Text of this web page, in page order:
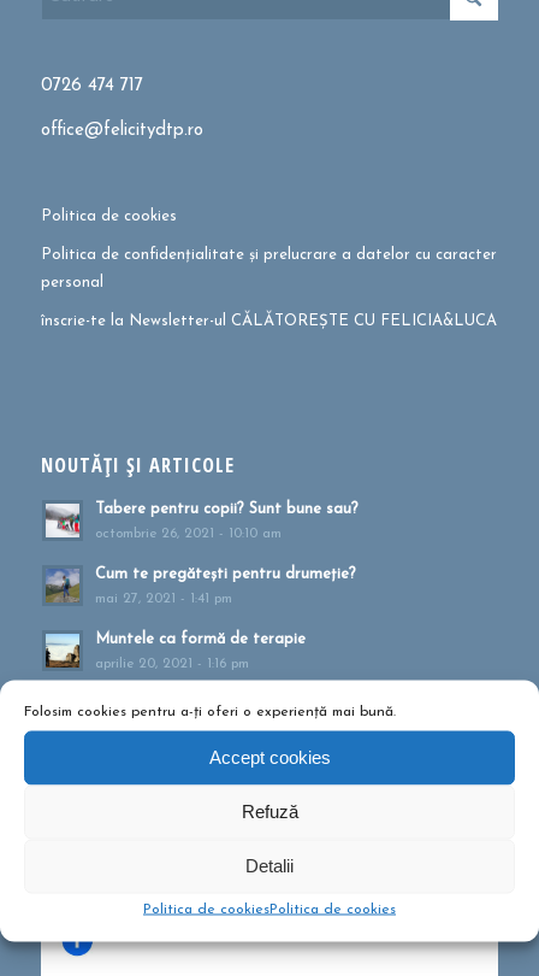
Folosim cookies pentru a-ți oferi o experiență mai bună.
Accept cookies
Refuză
Detalii
Politica de cookiesPolitica de cookies
0726 474 717
office@felicitydtp.ro
Politica de cookies
Politica de confidențialitate și prelucrare a datelor cu caracter
personal
înscrie-te la Newsletter-ul CĂLĂTOREȘTE CU FELICIA&LUCA
NOUTĂȚI ȘI ARTICOLE
Tabere pentru copii? Sunt bune sau?
octombrie 26, 2021 - 10:10 am
Cum te pregătești pentru drumeție?
mai 27, 2021 - 1:41 pm
Muntele ca formă de terapie
aprilie 20, 2021 - 1:16 pm
Drumeții montane pentru familii!
februarie 13, 2020 - 5:21 pm
Ce să conțină rucsacul într-o drumeție de o zi?